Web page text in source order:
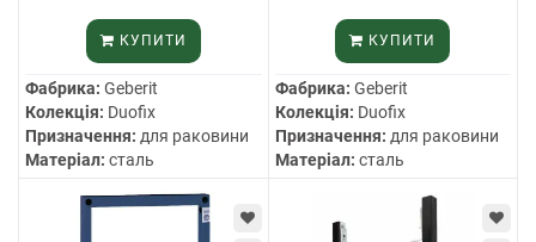
КУПИТИ
Фабрика: Geberit
Колекція: Duofix
Призначення: для раковини
Матеріал: сталь
КУПИТИ
Фабрика: Geberit
Колекція: Duofix
Призначення: для раковини
Матеріал: сталь